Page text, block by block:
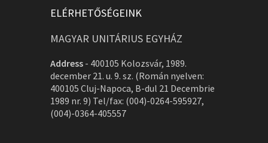
ELÉRHETŐSÉGEINK
MAGYAR UNITÁRIUS EGYHÁZ
Address - 400105 Kolozsvár, 1989.
december 21. u. 9. sz. (Román nyelven:
400105 Cluj-Napoca, B-dul 21 Decembrie
1989 nr. 9) Tel/fax: (004)-0264-595927,
(004)-0364-405557